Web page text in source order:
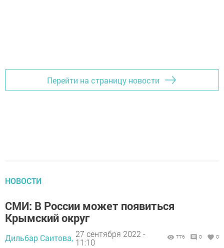
Перейти на страницу новости
НОВОСТИ
СМИ: В России может появиться
Крымский округ
Дильбар Саитова, 27 сентября 2022 -
11:10
776 0 0